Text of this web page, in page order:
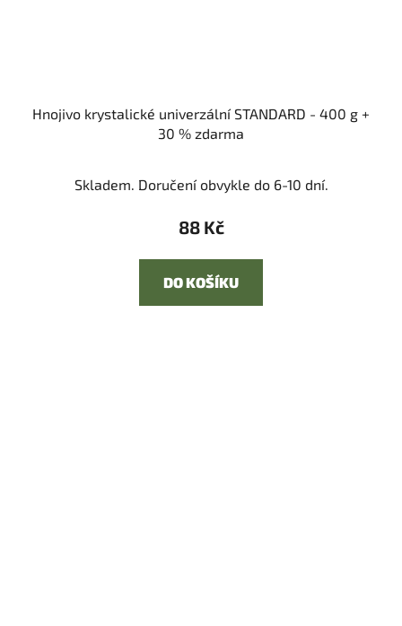
Hnojivo krystalické univerzální STANDARD - 400 g +
30 % zdarma
Skladem. Doručení obvykle do 6-10 dní.
88 Kč
DO KOŠÍKU